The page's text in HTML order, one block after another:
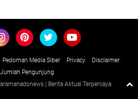
Pedoman Media Siber Privacy
Disclaimer
Jumlah Pengunjung
| Berita Aktual Terpercaya